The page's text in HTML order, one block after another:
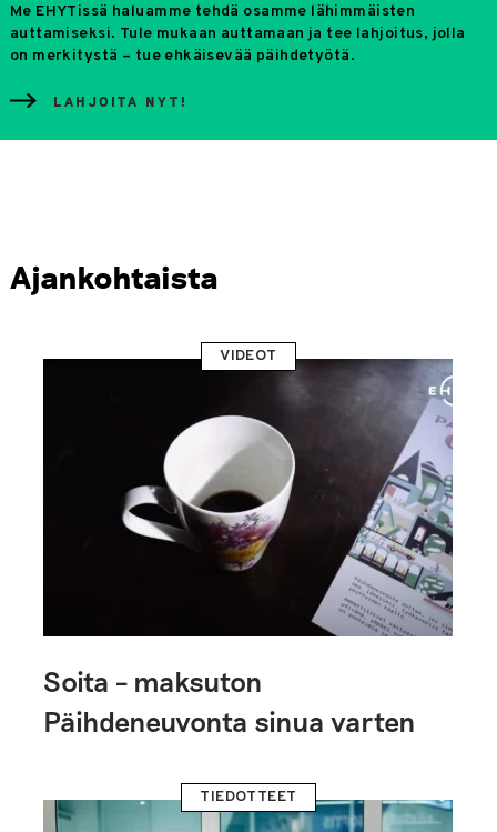
Me EHYTissä haluamme tehdä osamme lähimmäisten
auttamiseksi. Tule mukaan auttamaan ja tee lahjoitus, jolla
on merkitystä – tue ehkäisevää päihdetyötä.
LAHJOITA NYT!
Ajankohtaista
VIDEOT
Soita – maksuton
Päihdeneuvonta sinua varten
TIEDOTTEET